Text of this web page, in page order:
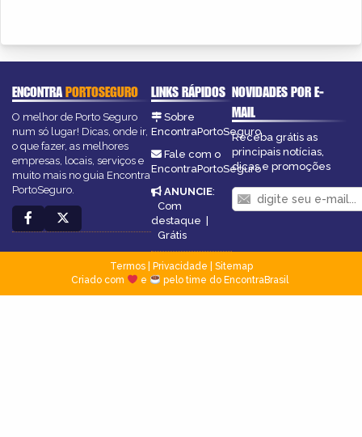
ENCONTRAPORTOSEGURO
O melhor de Porto Seguro
num só lugar! Dicas, onde ir,
o que fazer, as melhores
empresas, locais, serviços e
muito mais no guia Encontra
PortoSeguro.
LINKS RÁPIDOS
Sobre
EncontraPortoSeguro
Fale com o
EncontraPortoSeguro
ANUNCIE:
Com
destaque |
Grátis
NOVIDADES POR E-
MAIL
Receba grátis as
principais notícias,
dicas e promoções
Termos| Privacidade
Sitemap
Criado com
e pelo time do EncontraBrasil